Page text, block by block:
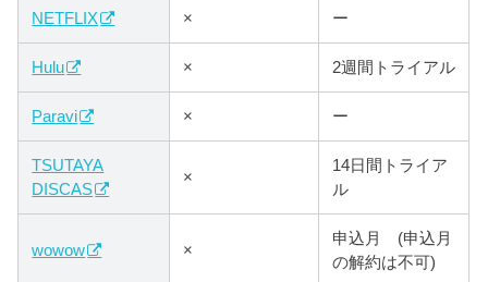
NETFLIX × ー
Hulu × 2週間トライアル
Paravi × ー
TSUTAYA
DISCAS
×
14日間トライア
ル
wowow ×
申込月 (申込月
の解約は不可)